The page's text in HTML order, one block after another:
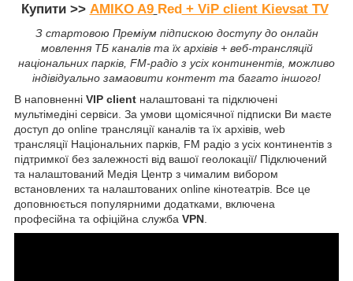
Купити >> AMIKO A9 Red+ ViP clientKievsat TV
З стартовою Преміум підпискою доступу до онлайн
мовлення ТБ каналів та їх архівів + веб-трансляцій
національних парків, FM-радіо з усіх континентів, можливо
індівідуально замаовити контент та багато іншого!
В наповненні VIP client налаштовані та підключені
мультімедіні сервіси. За умови щомісячної підписки Ви маєте
доступ до online трансляції каналів та їх архівів, web
трансляції Національних парків, FM радіо з усіх континентів з
підтримкої без залежності від вашої геолокації/ Підключений
та налаштований Медія Центр з чималим вибором
встановлених та налаштованих online кінотеатрів. Все це
доповнюється популярними додатками, включена
професійна та офіційна служба VPN